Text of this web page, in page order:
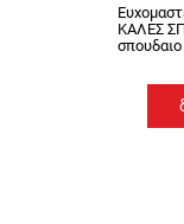
ΚΑΛΕΣ